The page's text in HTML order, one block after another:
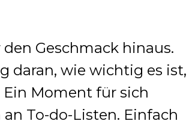
Geschmack hinaus.
daran, wie wichtig es ist,
Moment für sich
To-do-Listen. Einfach